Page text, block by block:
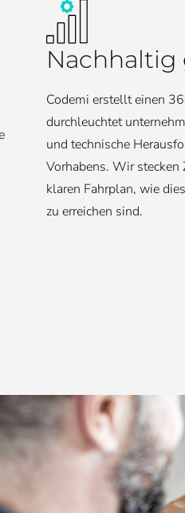
Nachhaltig
Codemi erstellt einen
durchleuchtet
und technische
Vorhabens. Wir
klaren Fahrplan, wie
zu erreichen sind.